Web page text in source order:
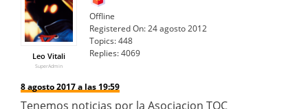
Leo Vitali
SuperAdmin
Offline
Registered On:24 agosto 2012
Topics:448
Replies:4069
8 agosto 2017 a las 19:59
Tenemos noticias por la Asociacion TOC